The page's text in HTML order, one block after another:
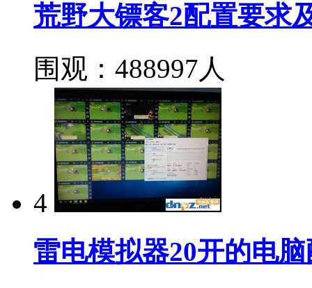
荒野大镖客2配置要求
围观：488997人
4
雷电模拟器20开的电